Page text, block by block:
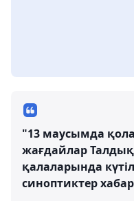
"13 маусымда
жағдайлар
қалаларында
синоптиктер